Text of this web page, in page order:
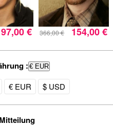
€ 366,00 € 154,00 €
:€ EUR
€ EUR $ USD